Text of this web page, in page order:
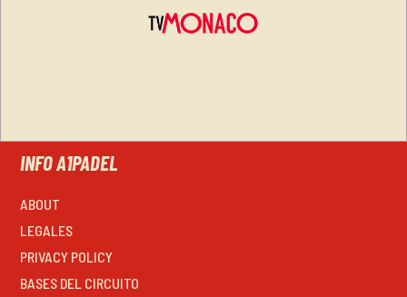
INFO A1PADEL
ABOUT
LEGALES
PRIVACY POLICY
BASES DEL CIRCUITO